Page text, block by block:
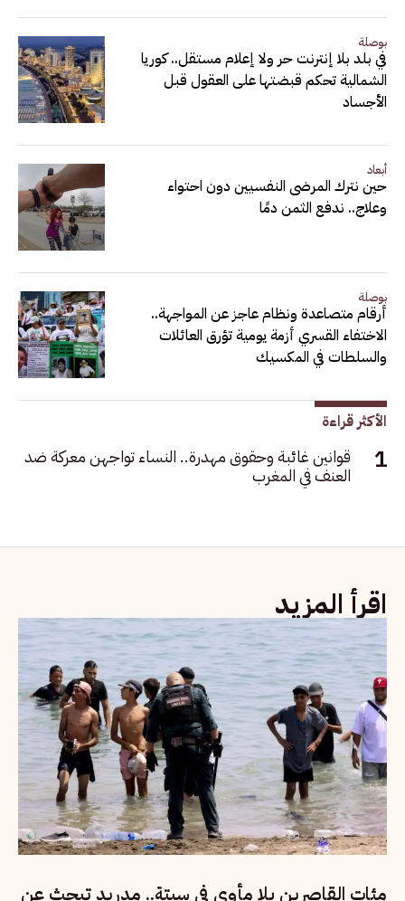
بوصلة
في بلد بلا إنترنت حر ولا إعلام مستقل.. كوريا
الشمالية تحكم قبضتها على العقول قبل
الأجساد
أبعاد
حين نترك المرضى النفسيين دون احتواء
وعلاج.. ندفع الثمن دمًا
بوصلة
أرقام متصاعدة ونظام عاجز عن المواجهة..
الاختفاء القسري أزمة يومية تؤرق العائلات
والسلطات في المكسيك
الأكثر قراءة
قوانين غائبة وحقوق مهدرة.. النساء تواجهن معركة ضد
العنف في المغرب
اقرأ المزيد
مئات القاصرين بلا مأوى في سبتة.. مدريد تبحث عن